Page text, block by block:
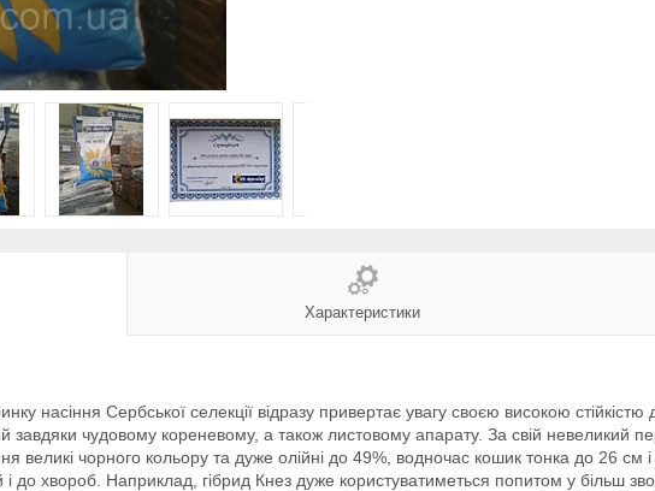
Характеристики
насіння Сербської селекції відразу привертає увагу своєю високою
завдяки чудовому кореневому, а також листовому апарату. За свій невеликий
великі чорного кольору та дуже олійні до 49%, водночас кошик тонка до 26 см
і до хвороб. Наприклад, гібрид Кнез дуже користуватиметься попитом у більш